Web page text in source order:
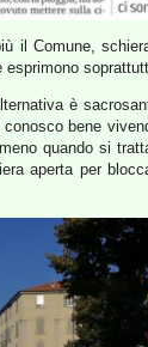
il Comune,
è
bene
quando si
aperta per